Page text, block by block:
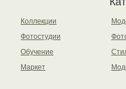
Коллекции
Фотостудии
Обучение
Маркет